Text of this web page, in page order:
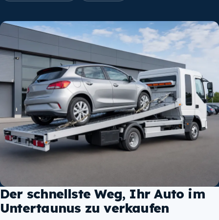
Der schnellste Weg, Ihr Auto im
Untertaunus zu verkaufen